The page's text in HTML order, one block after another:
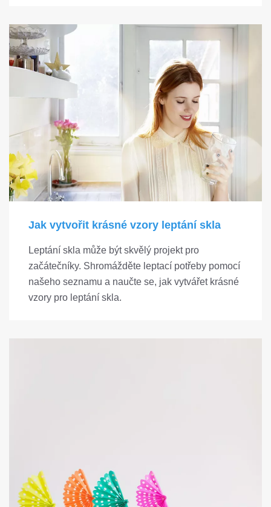
Jak vytvořit krásné vzory leptání skla
Leptání skla může být skvělý projekt pro
začátečníky. Shromážděte leptací potřeby pomocí
našeho seznamu a naučte se, jak vytvářet krásné
vzory pro leptání skla.